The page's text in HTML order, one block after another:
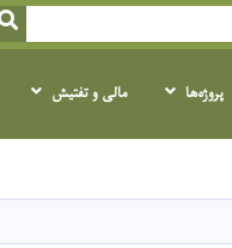
پروژه‌ها مالی و تفتیش